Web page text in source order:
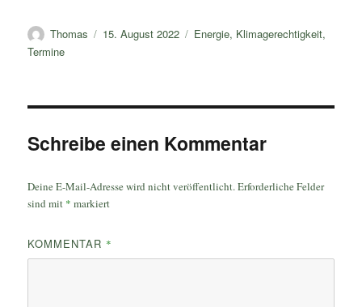
Autor
Thomas
Veröffentlicht
15. August 2022 Kategorien
Energie, Klimagerechtigkeit,
Termine
Schreibe einen Kommentar
Deine E-Mail-Adresse wird nicht veröffentlicht.Erforderliche Felder
sind mit * markiert
KOMMENTAR *